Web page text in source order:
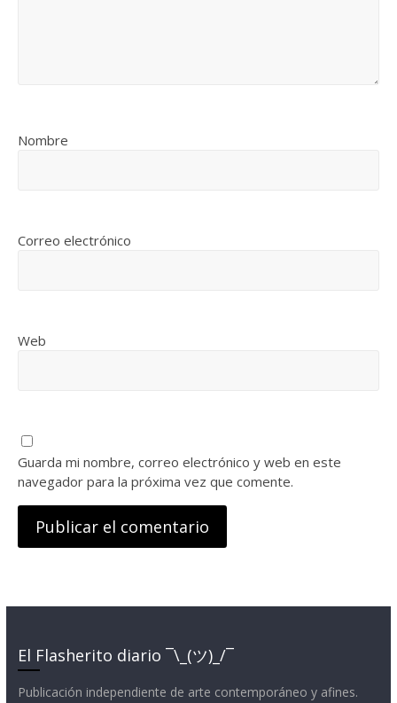
Nombre
Correo electrónico
Web
Guarda mi nombre, correo electrónico y web en este
navegador para la próxima vez que comente.
El Flasherito diario ¯\_(ツ)_/¯
Publicación independiente de arte contemporáneo y afines.